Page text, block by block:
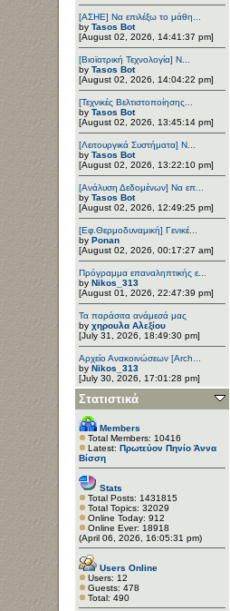
[ΑΣΗΕ] Να επιλέξω το μάθη...
by Tasos Bot
[August 02, 2026, 14:41:37 pm]
[Βιοϊατρική Τεχνολογία] Ν...
by Tasos Bot
[August 02, 2026, 14:04:22 pm]
[Τεχνικές Βελτιστοποίησης...
by Tasos Bot
[August 02, 2026, 13:45:14 pm]
[Λειτουργικά Συστήματα] Ν...
by Tasos Bot
[August 02, 2026, 13:22:10 pm]
[Ανάλυση Δεδομένων] Να επ...
by Tasos Bot
[August 02, 2026, 12:49:25 pm]
[Εφ.Θερμοδυναμική] Γενικέ...
by Ponan
[August 02, 2026, 00:17:27 am]
Πρόγραμμα επαναληπτικής ε...
by Nikos_313
[August 01, 2026, 22:47:39 pm]
Τα παράσιτα ανάμεσά μας
by χηρουλα Αλεξίου
[July 31, 2026, 18:49:30 pm]
Αρχείο Ανακοινώσεων [Arch...
by Nikos_313
[July 30, 2026, 17:01:28 pm]
Στατιστικά
Members
Total Members: 10416
Latest: Πρωτεύον Πηνίο Άννα
Βίσση
Stats
Total Posts: 1431815
Total Topics: 32029
Online Today: 912
Online Ever: 18918
(April 06, 2026, 16:05:31 pm)
Users Online
Users: 12
Guests: 478
Total: 490